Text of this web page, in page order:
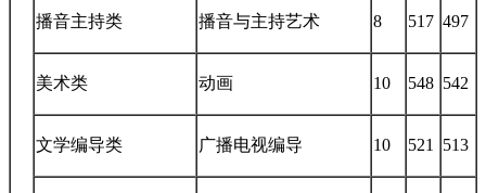
播音主持类 播音与主持艺术 8 517 497
美术类 动画 10 548 542
文学编导类 广播电视编导 10 521 513